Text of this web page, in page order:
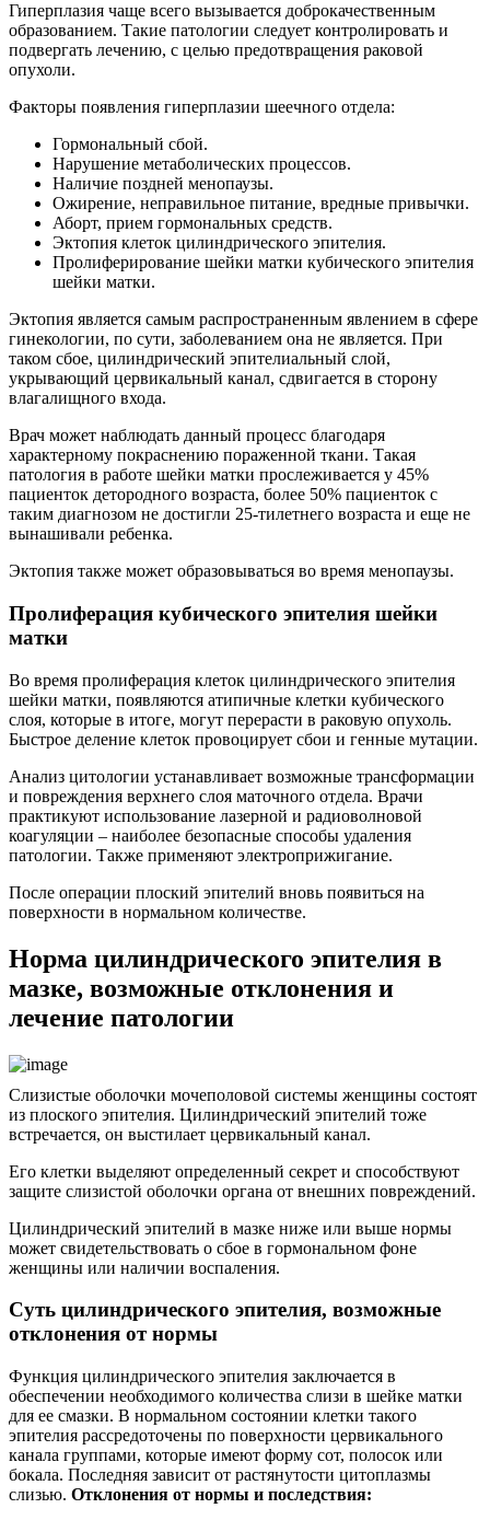
Гиперплазия чаще всего вызывается доброкачественным
образованием. Такие патологии следует контролировать и
подвергать лечению, с целью предотвращения раковой
опухоли.
Факторы появления гиперплазии шеечного отдела:
Гормональный сбой.
Нарушение метаболических процессов.
Наличие поздней менопаузы.
Ожирение, неправильное питание, вредные привычки.
Аборт, прием гормональных средств.
Эктопия клеток цилиндрического эпителия.
Пролиферирование шейки матки кубического эпителия
шейки матки.
Эктопия является самым распространенным явлением в сфере
гинекологии, по сути, заболеванием она не является. При
таком сбое, цилиндрический эпителиальный слой,
укрывающий цервикальный канал, сдвигается в сторону
влагалищного входа.
Врач может наблюдать данный процесс благодаря
характерному покраснению пораженной ткани. Такая
патология в работе шейки матки прослеживается у 45%
пациенток детородного возраста, более 50% пациенток с
таким диагнозом не достигли 25-тилетнего возраста и еще не
вынашивали ребенка.
Эктопия также может образовываться во время менопаузы.
Пролиферация кубического эпителия шейки
матки
Во время пролиферация клеток цилиндрического эпителия
шейки матки, появляются атипичные клетки кубического
слоя, которые в итоге, могут перерасти в раковую опухоль.
Быстрое деление клеток провоцирует сбои и генные мутации.
Анализ цитологии устанавливает возможные трансформации
и повреждения верхнего слоя маточного отдела. Врачи
практикуют использование лазерной и радиоволновой
коагуляции – наиболее безопасные способы удаления
патологии. Также применяют электроприжигание.
После операции плоский эпителий вновь появиться на
поверхности в нормальном количестве.
Норма цилиндрического эпителия в
мазке, возможные отклонения и
лечение патологии
Слизистые оболочки мочеполовой системы женщины состоят
из плоского эпителия. Цилиндрический эпителий тоже
встречается, он выстилает цервикальный канал.
Его клетки выделяют определенный секрет и способствуют
защите слизистой оболочки органа от внешних повреждений.
Цилиндрический эпителий в мазке ниже или выше нормы
может свидетельствовать о сбое в гормональном фоне
женщины или наличии воспаления.
Суть цилиндрического эпителия, возможные
отклонения от нормы
Функция цилиндрического эпителия заключается в
обеспечении необходимого количества слизи в шейке матки
для ее смазки. В нормальном состоянии клетки такого
эпителия рассредоточены по поверхности цервикального
канала группами, которые имеют форму сот, полосок или
бокала. Последняя зависит от растянутости цитоплазмы
слизью. Отклонения от нормы и последствия: